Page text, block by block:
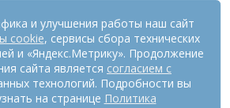
ресурсе применяются
и улучшения работы наш сайт
cookie, сервисы сбора технических
и «Яндекс.Метрику». Продолжение
сайта является согласием с
технологий. Подробности вы
на странице Политика